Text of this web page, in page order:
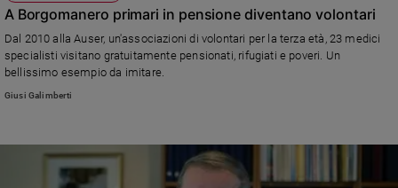
A Borgomanero primari in pensione diventano volontari
Dal 2010 alla Auser, un'associazioni di volontari per la terza età, 23 medici
specialisti visitano gratuitamente pensionati, rifugiati e poveri. Un
bellissimo esempio da imitare.
Giusi Galimberti